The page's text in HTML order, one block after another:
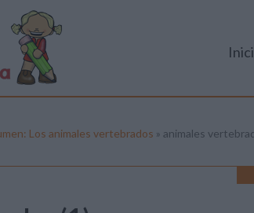
Los animales vertebrados » animales